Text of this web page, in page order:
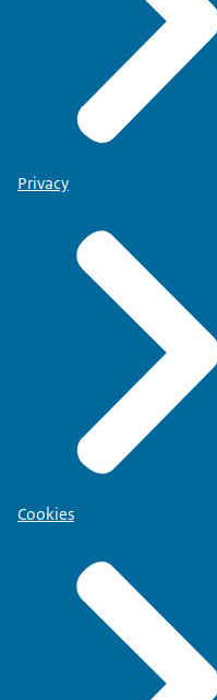
Privacy
Cookies